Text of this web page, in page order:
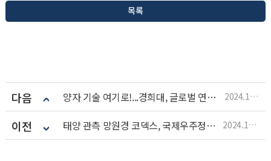
목록
다음 양자 기술 여기로!...경희대, 글로벌 연구센터 연다 2024.11.07
이전 태양 관측 망원경 코덱스, 국제우주정거장 도착 2024.11.07